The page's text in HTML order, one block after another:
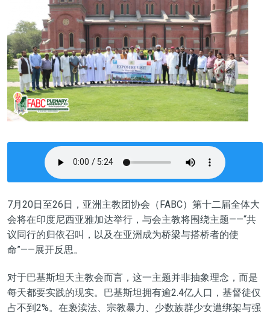
7月20日至26日，亚洲主教团协会（FABC）第十二届全体大
会将在印度尼西亚雅加达举行，与会主教将围绕主题——“共
议同行的归依召叫，以及在亚洲成为桥梁与搭桥者的使
命”——展开反思。
对于巴基斯坦天主教会而言，这一主题并非抽象理念，而是
每天都要实践的现实。巴基斯坦拥有逾2.4亿人口，基督徒仅
占不到2%。在亵渎法、宗教暴力、少数族群少女遭绑架与强